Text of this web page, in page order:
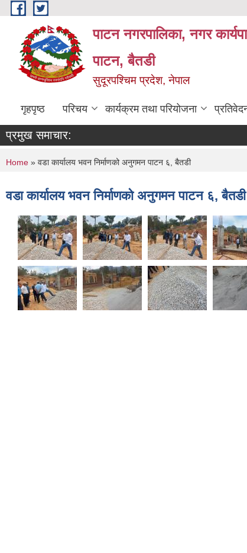
Skip to main content
पाटन नगरपालिका, नगर
पाटन, बैतडी
सुदूरपश्चिम प्रदेश, नेपाल
गृहपृष्ठ परिचय कार्यक्रम तथा परियोजना
प्रमुख समाचार:
You are here
Home » वडा कार्यालय भवन निर्माणको अनुगमन पाटन ६, बैतडी
वडा कार्यालय भवन निर्माणको अनुगमन पाटन ६, बैतडी